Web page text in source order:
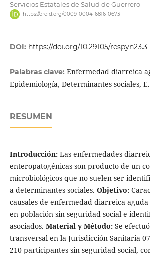
Servicios Estatales de Salud de Guerrero
https://orcid.org/0009-0004-6816-0673
DOI: https://doi.org/10.29105/
Palabras clave: Enfermedad diarreica
Epidemiología, Determinantes sociales,
RESUMEN
Introducción: Las enfermedades
enteropatogénicas son producto de un
microbiológicos que no suelen ser
a determinantes sociales. Objetivo:
causales de enfermedad diarreica
en población sin seguridad social e
asociados. Material y Método:Se
transversal en la Jurisdicción Sanitaria
210 participantes sin seguridad social,